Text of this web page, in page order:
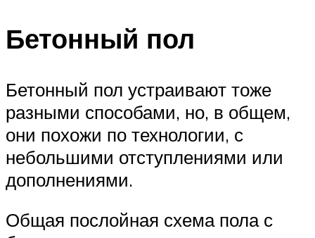
Бетонный пол
Бетонный пол устраивают тоже
разными способами, но, в общем,
они похожи по технологии, с
небольшими отступлениями или
дополнениями.
Общая послойная схема пола с